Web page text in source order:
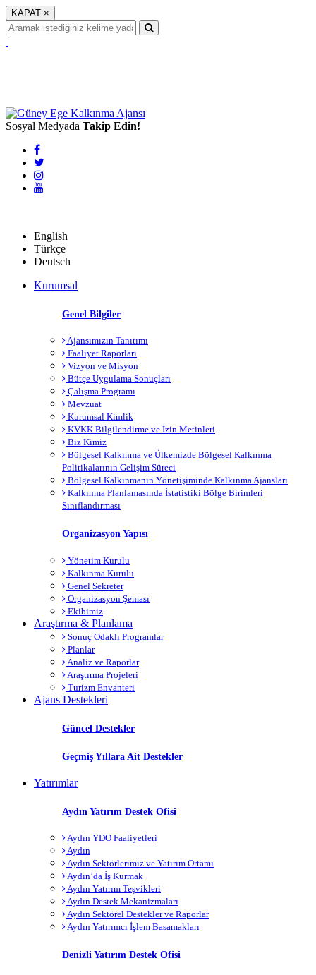
KAPAT ×
Sosyal Medyada Takip Edin!
English
Türkçe
Deutsch
Kurumsal
Genel Bilgiler
Ajansımızın Tanıtımı
Faaliyet Raporları
Vizyon ve Misyon
Bütçe Uygulama Sonuçları
Çalışma Programı
Mevzuat
Kurumsal Kimlik
KVKK Bilgilendirme ve İzin Metinleri
Biz Kimiz
Bölgesel Kalkınma ve Ülkemizde Bölgesel Kalkınma
Politikalarının Gelişim Süreci
Bölgesel Kalkınmanın Yönetişiminde Kalkınma Ajansları
Kalkınma Planlamasında İstatistiki Bölge Birimleri
Sınıflandırması
Organizasyon Yapısı
Yönetim Kurulu
Kalkınma Kurulu
Genel Sekreter
Organizasyon Şeması
Ekibimiz
Araştırma & Planlama
Sonuç Odaklı Programlar
Planlar
Analiz ve Raporlar
Araştırma Projeleri
Turizm Envanteri
Ajans Destekleri
Güncel Destekler
Geçmiş Yıllara Ait Destekler
Yatırımlar
Aydın Yatırım Destek Ofisi
Aydın YDO Faaliyetleri
Aydın
Aydın Sektörlerimiz ve Yatırım Ortamı
Aydın’da İş Kurmak
Aydın Yatırım Teşvikleri
Aydın Destek Mekanizmaları
Aydın Sektörel Destekler ve Raporlar
Aydın Yatırımcı İşlem Basamakları
Denizli Yatırım Destek Ofisi